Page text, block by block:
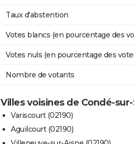
Taux d'abstention
Votes blancs (en pourcentage des
Votes nuls (en pourcentage des
Nombre de votants
Villes voisines de Condé-
Variscourt (02190)
Aguilcourt (02190)